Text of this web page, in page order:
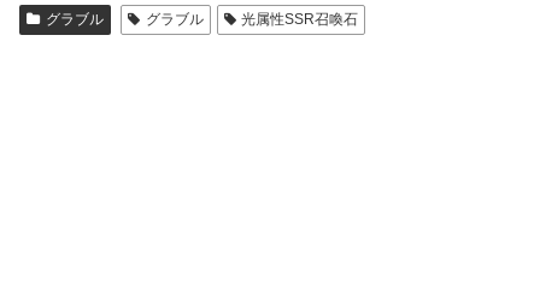
グラブル グラブル 光属性SSR召喚石